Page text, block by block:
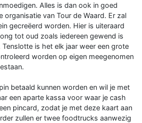
Alles is dan ook in goed
organisatie van Tour de Waard. Er zal
gecreëerd worden. Hier is uiteraard
tot oud zoals iedereen gewend is
Tenslotte is het elk jaar weer een grote
worden op eigen meegenomen
betaald kunnen worden en wil je met
een aparte kassa voor waar je cash
pincard, zodat je met deze kaart aan
zullen er twee foodtrucks aanwezig